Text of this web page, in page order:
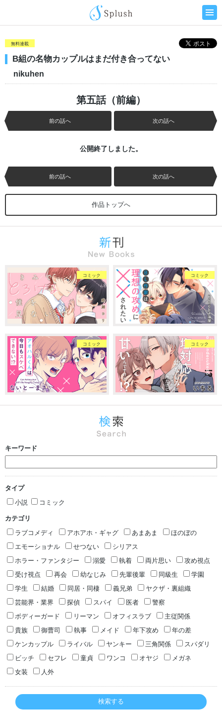
無料連載
B組の名物カップルはまだ付き合ってない
nikuhen
第五話（前編）
前の話へ 次の話へ
公開終了しました。
前の話へ 次の話へ
作品トップへ
コミック コミック
コミック コミック
キーワード
タイプ
小説
コミック
カテゴリ
ラブコメディ
アホアホ・ギャグ あまあま
ほのぼの
エモーショナル
せつない
シリアス
ホラー・ファンタジー
溺愛 執着 両片思い
攻め視点
受け視点
再会 幼なじみ 先輩後輩 同級生
学園
学生
結婚 同居・同棲 義兄弟
ヤクザ・裏組織
芸能界・業界
探偵 スパイ 医者
警察
ボディーガード
リーマン オフィスラブ
主従関係
貴族
御曹司 執事 メイド 年下攻め
年の差
ケンカップル
ライバル ヤンキー 三角関係
スパダリ
ビッチ
セフレ 童貞 ワンコ オヤジ
メガネ
女装
人外
検索する